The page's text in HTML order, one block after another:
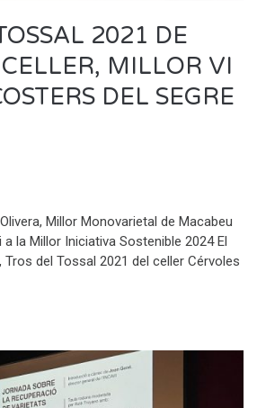
2021 DE
MILLOR VI
DEL SEGRE
Millor Monovarietal de Macabeu
a la Millor Iniciativa Sostenible 2024 El
del Tossal 2021 del celler Cérvoles